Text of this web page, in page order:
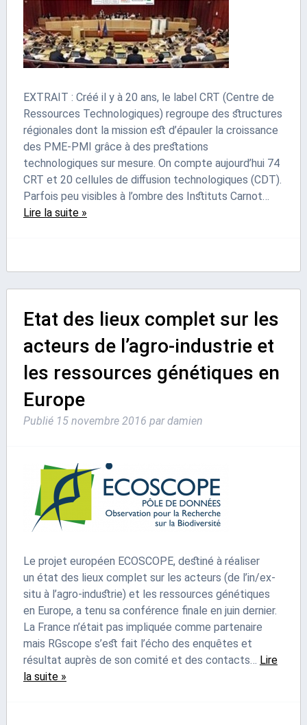
EXTRAIT : Créé il y à 20 ans, le label CRT (Centre de
Ressources Technologiques) regroupe des structures
régionales dont la mission est d’épauler la croissance
des PME-PMI grâce à des prestations
technologiques sur mesure. On compte aujourd’hui 74
CRT et 20 cellules de diffusion technologiques (CDT).
Parfois peu visibles à l’ombre des Instituts Carnot…
Lire la suite »
Etat des lieux complet sur les
acteurs de l’agro-industrie et
les ressources génétiques en
Europe
Publié 15 novembre 2016 par damien
Le projet européen ECOSCOPE, destiné à réaliser
un état des lieux complet sur les acteurs (de l’in/ex-
situ à l’agro-industrie) et les ressources génétiques
en Europe, a tenu sa conférence finale en juin dernier.
La France n’était pas impliquée comme partenaire
mais RGscope s’est fait l’écho des enquêtes et
résultat auprès de son comité et des contacts… Lire
la suite »